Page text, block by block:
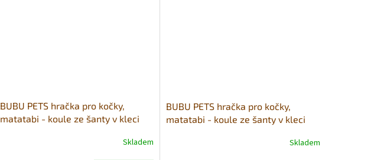
BUBU PETS hračka pro kočky,
matatabi - koule ze šanty v kleci
Skladem
BUBU PETS hračka pro kočky,
matatabi - koule ze šanty v kleci
Skladem